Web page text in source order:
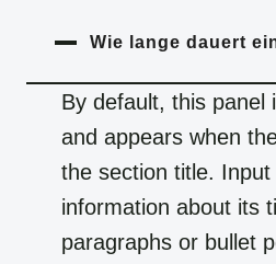
Wie lange dauert
By default, this panel
and appears when
the section title. Input
information about its
paragraphs or bullet